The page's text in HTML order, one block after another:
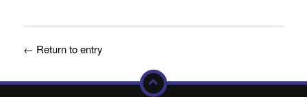
← Return to entry